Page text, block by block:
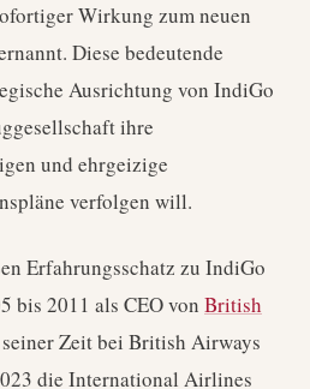
Wirkung zum neuen
Diese bedeutende
Ausrichtung von IndiGo
ihre
und ehrgeizige
verfolgen will.
Erfahrungsschatz zu IndiGo
bis 2011 als CEO von British
Zeit bei British Airways
die International Airlines